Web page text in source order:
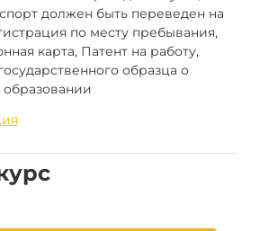
должен быть переведен на
по месту пребывания,
карта, Патент на работу,
образца о